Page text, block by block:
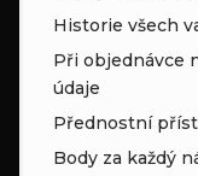
Historie všech
Při objednávce
údaje
Přednostní
Body za každý